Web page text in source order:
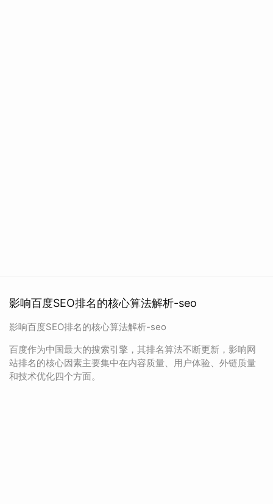
影响百度SEO排名的核心算法解析-seo
影响百度SEO排名的核心算法解析-seo
百度作为中国最大的搜索引擎，其排名算法不断更新，影响网
站排名的核心因素主要集中在内容质量、用户体验、外链质量
和技术优化四个方面。